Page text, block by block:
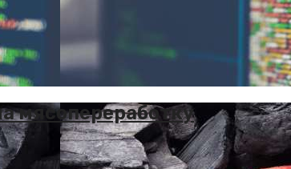
мясопереработку